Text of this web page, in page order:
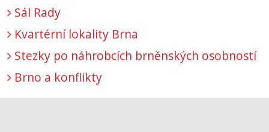
Sál Rady
Kvartérní lokality Brna
Stezky po náhrobcích brněnských osobností
Brno a konflikty